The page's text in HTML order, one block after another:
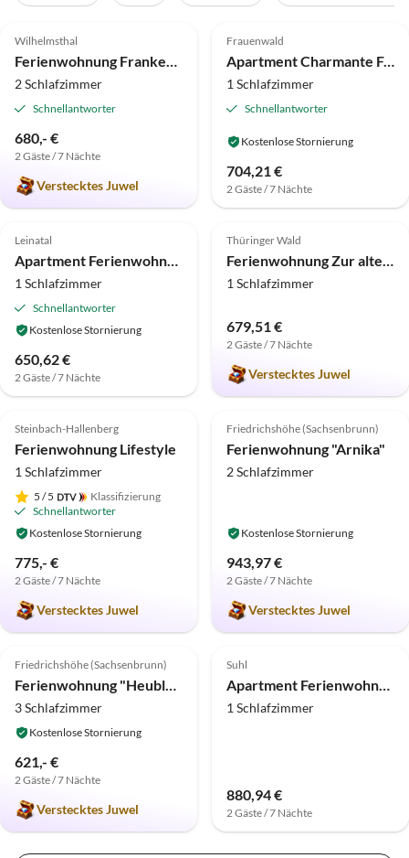
Auszeichnung 2025
Top-Inserat
Wilhelmsthal
Ferienwohnung Frankenwaldhaus
2 Schlafzimmer
Schnellantworter
680,- €
2 Gäste / 7 Nächte
Verstecktes Juwel
Frauenwald
Apartment Charmante Ferienwohnung am Thüringer Rennsteig
1 Schlafzimmer
Schnellantworter
Kostenlose Stornierung
704,21 €
2 Gäste / 7 Nächte
4.0 (20)
Leinatal
Apartment Ferienwohnung Christina in Friedrichroda
1 Schlafzimmer
Schnellantworter
Kostenlose Stornierung
650,62 €
2 Gäste / 7 Nächte
Top-Inserat
5.0 (11)
Thüringer Wald
Ferienwohnung Zur alten Bäckerei
1 Schlafzimmer
679,51 €
2 Gäste / 7 Nächte
Verstecktes Juwel
Top-Inserat
4.9 (9)
Steinbach-Hallenberg
Ferienwohnung Lifestyle
1 Schlafzimmer
5 / 5
Klassifizierung
Schnellantworter
Kostenlose Stornierung
775,- €
2 Gäste / 7 Nächte
Verstecktes Juwel
Top-Inserat
4.9 (4)
Friedrichshöhe (Sachsenbrunn)
Ferienwohnung "Arnika"
2 Schlafzimmer
Kostenlose Stornierung
943,97 €
2 Gäste / 7 Nächte
Verstecktes Juwel
Top-Inserat
5.0 (1)
Friedrichshöhe (Sachsenbrunn)
Ferienwohnung "Heublume"
3 Schlafzimmer
Kostenlose Stornierung
621,- €
2 Gäste / 7 Nächte
Verstecktes Juwel
Suhl
Apartment Ferienwohnung für 4 Personen in Suhl
1 Schlafzimmer
880,94 €
2 Gäste / 7 Nächte